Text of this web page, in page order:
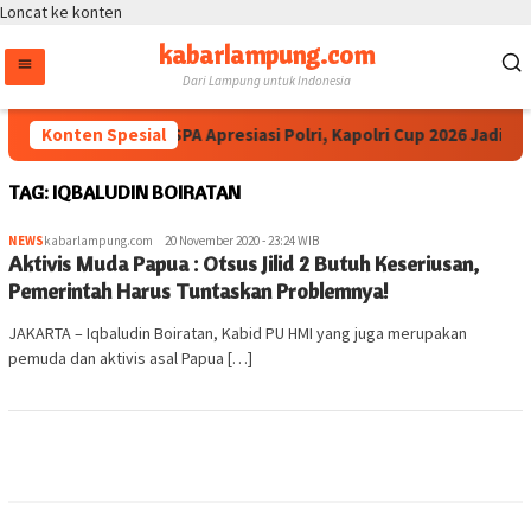
Loncat ke konten
kabarlampung.com
Dari Lampung untuk Indonesia
Konten Spesial
Ketua IESPA Apresiasi Polri, Kapolri Cup 2026 Jadi
TAG: IQBALUDIN BOIRATAN
NEWSkabarlampung.com 20 November 2020 - 23:24 WIB
Aktivis Muda Papua : Otsus Jilid 2 Butuh Keseriusan,
Pemerintah Harus Tuntaskan Problemnya!
JAKARTA – Iqbaludin Boiratan, Kabid PU HMI yang juga merupakan
pemuda dan aktivis asal Papua […]